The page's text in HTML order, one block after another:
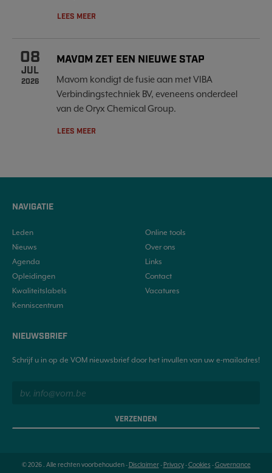
LEES MEER
08
JUL
2026
MAVOM ZET EEN NIEUWE STAP
Mavom kondigt de fusie aan met VIBA
Verbindingstechniek BV, eveneens onderdeel
van de Oryx Chemical Group.
LEES MEER
NAVIGATIE
Leden
Nieuws
Agenda
Opleidingen
Kwaliteitslabels
Kenniscentrum
Online tools
Over ons
Links
Contact
Vacatures
NIEUWSBRIEF
Schrijf u in op de VOM nieuwsbrief door het invullen van uw e-mailadres!
VERZENDEN
© 2026 . Alle rechten voorbehouden -Disclaimer-Privacy-Cookies-Governance